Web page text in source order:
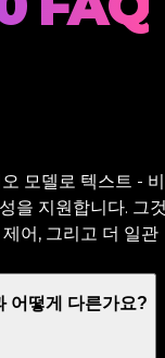
모델로 텍스트 - 비
을 지원합니다. 그
어, 그리고 더 일관
어떻게 다른가요?